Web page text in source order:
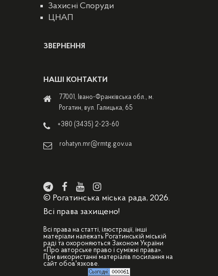
Захисні Споруди
ЦНАП
ЗВЕРНЕННЯ
НАШІ КОНТАКТИ
77001, Івано-Франківська обл., м.
Рогатин, вул. Галицька, 65
+380 (3435) 2-23-60
rohatyn.mr@rmtg.gov.ua
© Рогатинська міська рада, 2026.
Всі права захищено!
Всі права на статті, ілюстрації, інші
матеріали належать Рогатинській міській
раді та охороняються Законом України
«Про авторське право і суміжні права».
При використанні матеріалів посилання на
сайт обов'язкове.